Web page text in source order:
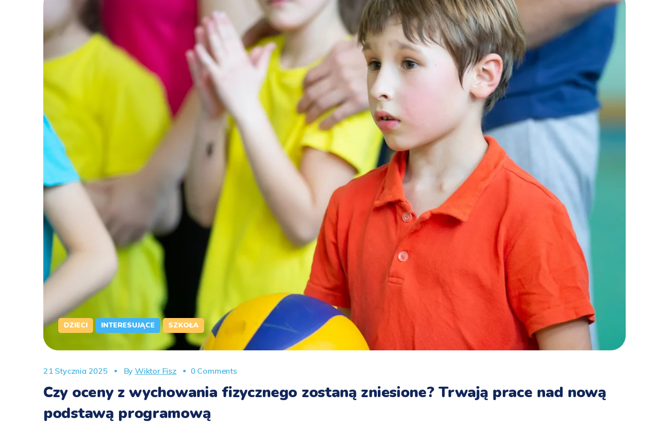
DZIECI INTERESUJĄCE SZKOŁA
21 Stycznia 2025 ByWiktor Fisz 0 Comments
Czy oceny z wychowania fizycznego zostaną zniesione? Trwają prace nad nową
podstawą programową